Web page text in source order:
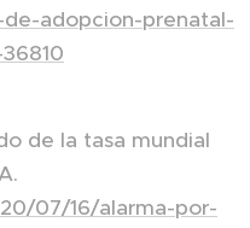
adopcion-prenatal-
de la tasa mundial
07/16/alarma-por-